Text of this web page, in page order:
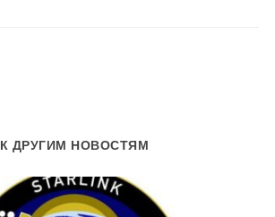
К ДРУГИМ НОВОСТЯМ